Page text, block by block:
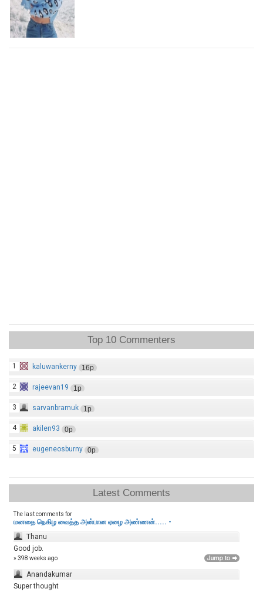
Top 10 Commenters
1 kaluwankerny 16p
2 rajeevan19 1p
3 sarvanbramuk 1p
4 akilen93 0p
5 eugeneosburny 0p
Latest Comments
The last comments for
மனதை நெகிழ வைத்த அன்பான ஏழை அண்ணன்..... -
Thanu
Good job.
» 398 weeks ago
Anandakumar
Super thought